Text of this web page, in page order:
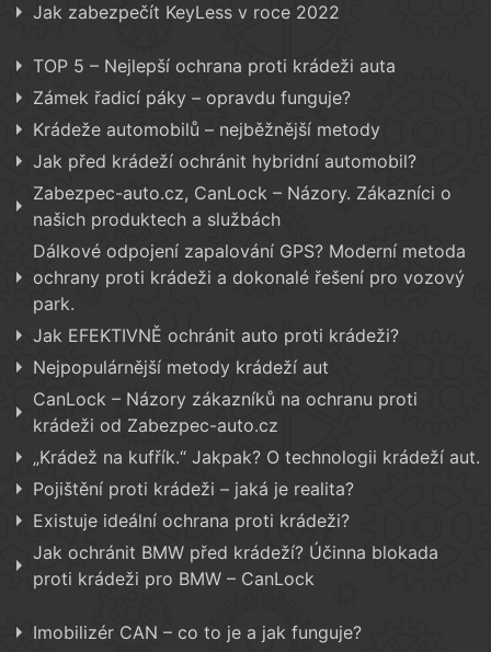
Jak zabezpečít KeyLess v roce 2022
TOP 5 – Nejlepší ochrana proti krádeži auta
Zámek řadicí páky – opravdu funguje?
Krádeže automobilů – nejběžnější metody
Jak před krádeží ochránit hybridní automobil?
Zabezpec-auto.cz, CanLock – Názory. Zákazníci o
našich produktech a službách
Dálkové odpojení zapalování GPS? Moderní metoda
ochrany proti krádeži a dokonalé řešení pro vozový
park.
Jak EFEKTIVNĚ ochránit auto proti krádeži?
Nejpopulárnější metody krádeží aut
CanLock – Názory zákazníků na ochranu proti
krádeži od Zabezpec-auto.cz
„Krádež na kufřík.“ Jakpak? O technologii krádeží aut.
Pojištění proti krádeži – jaká je realita?
Existuje ideální ochrana proti krádeži?
Jak ochránit BMW před krádeží? Účinna blokada
proti krádeži pro BMW – CanLock
Imobilizér CAN – co to je a jak funguje?